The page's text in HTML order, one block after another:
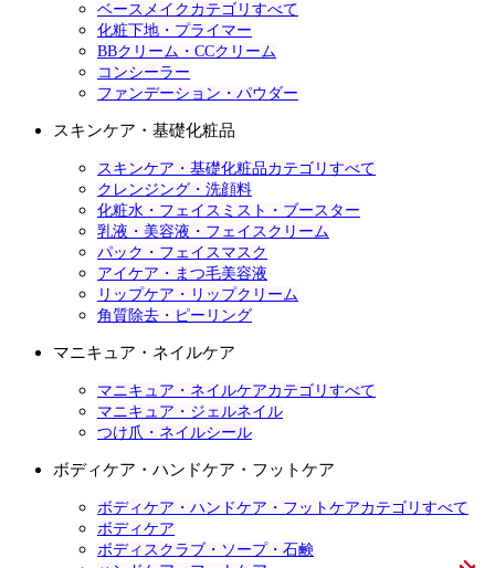
ベースメイクカテゴリすべて
化粧下地・プライマー
BBクリーム・CCクリーム
コンシーラー
ファンデーション・パウダー
スキンケア・基礎化粧品
スキンケア・基礎化粧品カテゴリすべて
クレンジング・洗顔料
化粧水・フェイスミスト・ブースター
乳液・美容液・フェイスクリーム
パック・フェイスマスク
アイケア・まつ毛美容液
リップケア・リップクリーム
角質除去・ピーリング
マニキュア・ネイルケア
マニキュア・ネイルケアカテゴリすべて
マニキュア・ジェルネイル
つけ爪・ネイルシール
ボディケア・ハンドケア・フットケア
ボディケア・ハンドケア・フットケアカテゴリすべて
ボディケア
ボディスクラブ・ソープ・石鹸